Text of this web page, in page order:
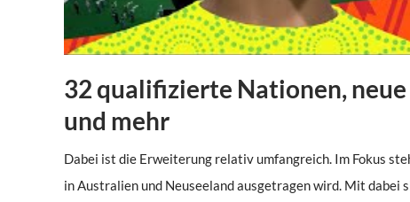
32 qualifizierte Nationen,
und mehr
Dabei ist die Erweiterung relativ umfangreich. Im Fokus
in Australien und Neuseeland ausgetragen wird. Mit